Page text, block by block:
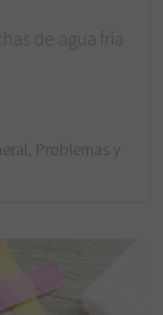
de agua fría
Problemas y